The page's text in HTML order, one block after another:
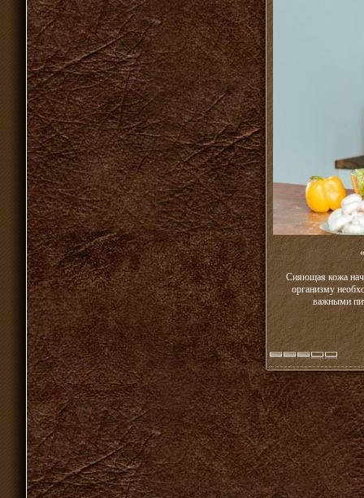
Сияющая кожа
организму
важными